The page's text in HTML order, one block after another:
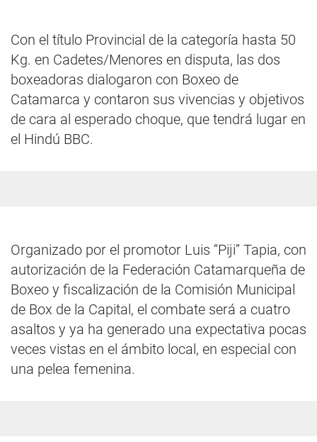
Con el título Provincial de la categoría hasta 50
Kg. en Cadetes/Menores en disputa, las dos
boxeadoras dialogaron con Boxeo de
Catamarca y contaron sus vivencias y objetivos
de cara al esperado choque, que tendrá lugar en
el Hindú BBC.
Organizado por el promotor Luis “Piji” Tapia, con
autorización de la Federación Catamarqueña de
Boxeo y fiscalización de la Comisión Municipal
de Box de la Capital, el combate será a cuatro
asaltos y ya ha generado una expectativa pocas
veces vistas en el ámbito local, en especial con
una pelea femenina.